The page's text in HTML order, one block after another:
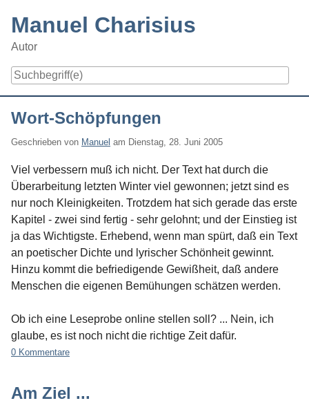
content
Manuel Charisius
Autor
Wort-Schöpfungen
Geschrieben von Manuel am Dienstag, 28. Juni 2005
Viel verbessern muß ich nicht. Der Text hat durch die
Überarbeitung letzten Winter viel gewonnen; jetzt sind es
nur noch Kleinigkeiten. Trotzdem hat sich gerade das erste
Kapitel - zwei sind fertig - sehr gelohnt; und der Einstieg ist
ja das Wichtigste. Erhebend, wenn man spürt, daß ein Text
an poetischer Dichte und lyrischer Schönheit gewinnt.
Hinzu kommt die befriedigende Gewißheit, daß andere
Menschen die eigenen Bemühungen schätzen werden.
Ob ich eine Leseprobe online stellen soll? ... Nein, ich
glaube, es ist noch nicht die richtige Zeit dafür.
0 Kommentare
Am Ziel ...